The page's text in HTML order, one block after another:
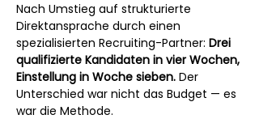
Nach Umstieg auf strukturierte
Direktansprache durch einen
spezialisierten Recruiting-Partner: Drei
qualifizierte Kandidaten in vier Wochen,
Einstellung in Woche sieben. Der
Unterschied war nicht das Budget — es
war die Methode.